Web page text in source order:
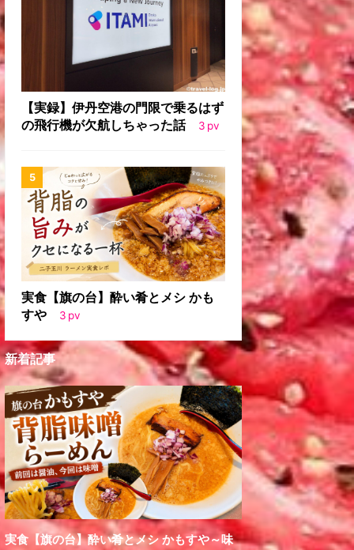
【実録】伊丹空港の門限で乗るはず
の飛行機が欠航しちゃった話
3 pv
実食【旗の台】酔い肴とメシ かも
すや
3 pv
新着記事
実食【旗の台】酔い肴とメシ かもすや～味